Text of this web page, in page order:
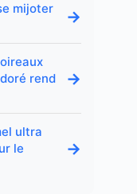
mijoter
→
rend
→
ultra
le
→